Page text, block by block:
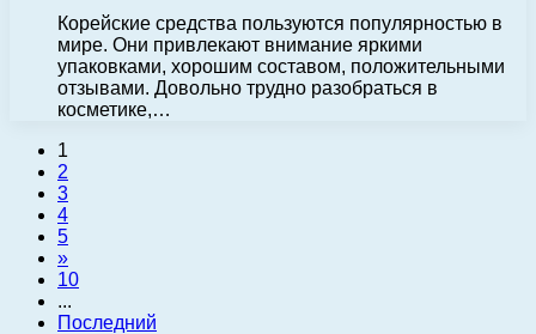
Корейские средства пользуются популярностью в
мире. Они привлекают внимание яркими
упаковками, хорошим составом, положительными
отзывами. Довольно трудно разобраться в
косметике,…
1
2
3
4
5
»
10
...
Последний